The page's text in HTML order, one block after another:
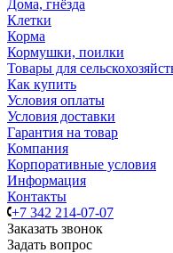
Дома, гнёзда
Клетки
Корма
Кормушки, поилки
Товары для
Как купить
Условия оплаты
Условия доставки
Гарантия на товар
Компания
Корпоративные условия
Информация
Контакты
+7 342 214-07-07
Заказать звонок
Задать вопрос